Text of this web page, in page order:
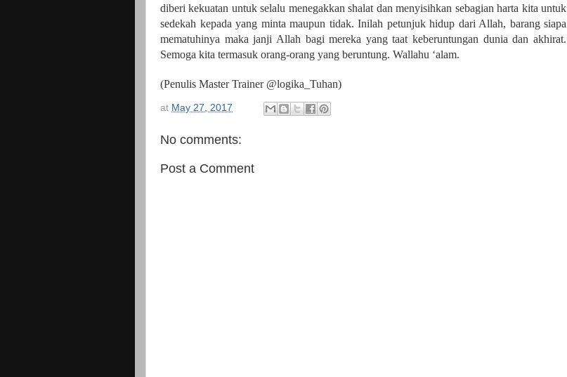
diberi kekuatan untuk selalu menegakkan shalat dan menyisihkan sebagian harta kita untuk
sedekah kepada yang minta maupun tidak. Inilah petunjuk hidup dari Allah, barang siapa
mematuhinya maka janji Allah bagi mereka yang taat keberuntungan dunia dan akhirat.
Semoga kita termasuk orang-orang yang beruntung. Wallahu ‘alam.
(Penulis Master Trainer @logika_Tuhan)
at May 27, 2017
No comments:
Post a Comment